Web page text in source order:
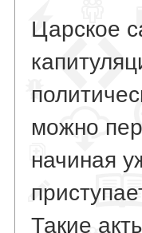
Царское
можно
начиная
Такие